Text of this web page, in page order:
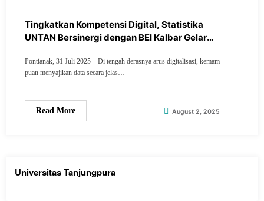
Tingkatkan Kompetensi Digital, Statistika
UNTAN Bersinergi dengan BEI Kalbar Gelar
Pelatihan Visualisasi Data
Pontianak, 31 Juli 2025 – Di tengah derasnya arus digitalisasi, kemam
puan menyajikan data secara jelas…
Read More August 2, 2025
Universitas Tanjungpura